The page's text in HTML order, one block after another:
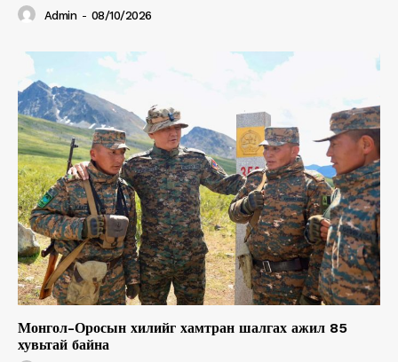
Admin - 08/10/2026
Монгол-Оросын хилийг хамтран шалгах ажил 85
хувьтай байна